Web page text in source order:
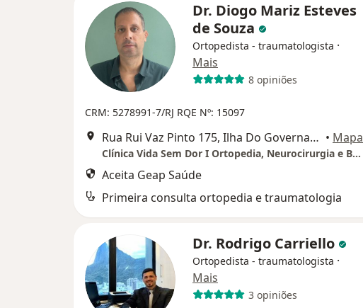
Dr. Diogo Mariz Esteves
de Souza
Ortopedista - traumatologista ·
Mais
8 opiniões
CRM: 5278991-7/RJ RQE Nº: 15097
Rua Rui Vaz Pinto 175, Ilha Do Governador • Mapa
Clínica Vida Sem Dor I Ortopedia, Neurocirurgia e Buco Maxilo Facial em São Gonçalo e Niterói - RJ
Aceita Geap Saúde
Primeira consulta ortopedia e traumatologia
Dr. Rodrigo Carriello
Ortopedista - traumatologista ·
Mais
3 opiniões